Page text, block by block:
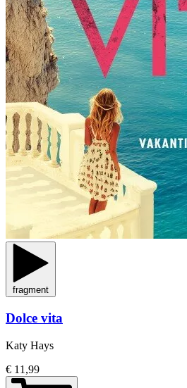
fragment
Dolce vita
Katy Hays
€ 11,99